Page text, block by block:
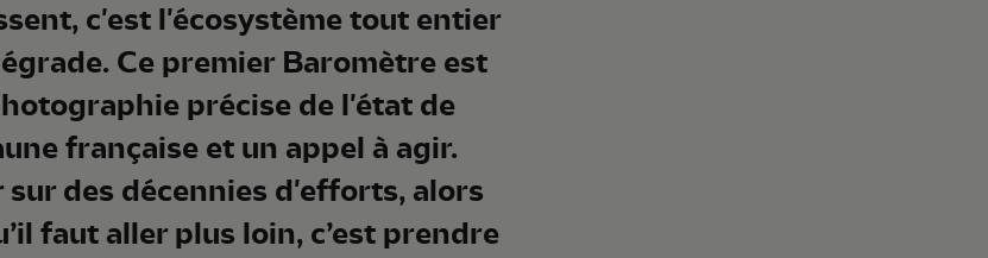
c'est l'écosystème tout entier
Ce premier Baromètre est
précise de l'état de
française et un appel à agir.
sur des décennies d'efforts, alors
faut aller plus loin, c’est prendre